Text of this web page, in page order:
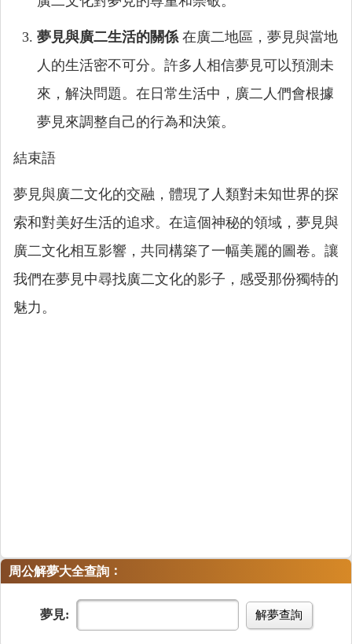
夢見與廣二生活的關係在廣二地區，夢見與當地
人的生活密不可分。許多人相信夢見可以預測未
來，解決問題。在日常生活中，廣二人們會根據
夢見來調整自己的行為和決策。
結束語
夢見與廣二文化的交融，體現了人類對未知世界的探
索和對美好生活的追求。在這個神秘的領域，夢見與
廣二文化相互影響，共同構築了一幅美麗的圖卷。讓
我們在夢見中尋找廣二文化的影子，感受那份獨特的
魅力。
周公解夢大全查詢 ：
夢見: 解夢查詢